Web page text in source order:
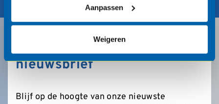
Aanpassen
Weigeren
Schrijf u in voor onze
nieuwsbrief
Blijf op de hoogte van onze nieuwste